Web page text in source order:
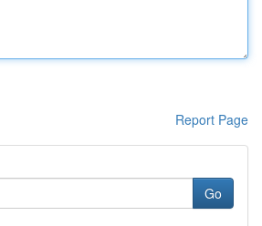
Report Page
Go